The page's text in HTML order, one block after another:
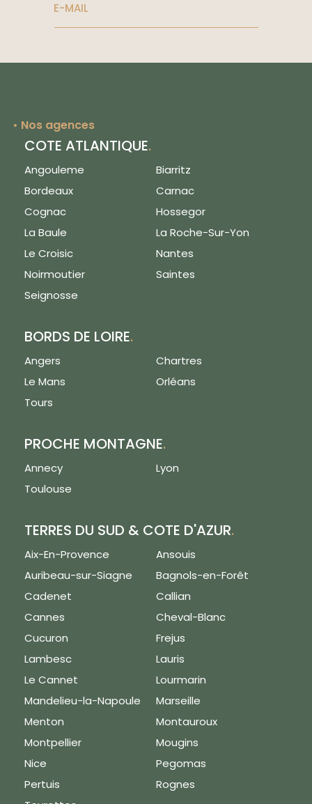
E-MAIL
Nos agences
COTE ATLANTIQUE.
Angouleme
Biarritz
Bordeaux
Carnac
Cognac
Hossegor
La Baule
La Roche-Sur-Yon
Le Croisic
Nantes
Noirmoutier
Saintes
Seignosse
BORDS DE LOIRE.
Angers
Chartres
Le Mans
Orléans
Tours
PROCHE MONTAGNE.
Annecy
Lyon
Toulouse
TERRES DU SUD & COTE D'AZUR.
Aix-En-Provence
Ansouis
Auribeau-sur-Siagne
Bagnols-en-Forêt
Cadenet
Callian
Cannes
Cheval-Blanc
Cucuron
Frejus
Lambesc
Lauris
Le Cannet
Lourmarin
Mandelieu-la-Napoule
Marseille
Menton
Montauroux
Montpellier
Mougins
Nice
Pegomas
Pertuis
Rognes